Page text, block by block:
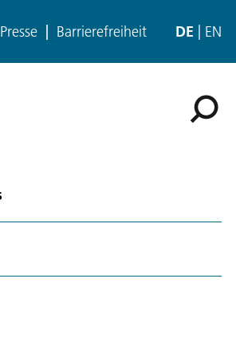
Presse Barrierefreiheit DE EN